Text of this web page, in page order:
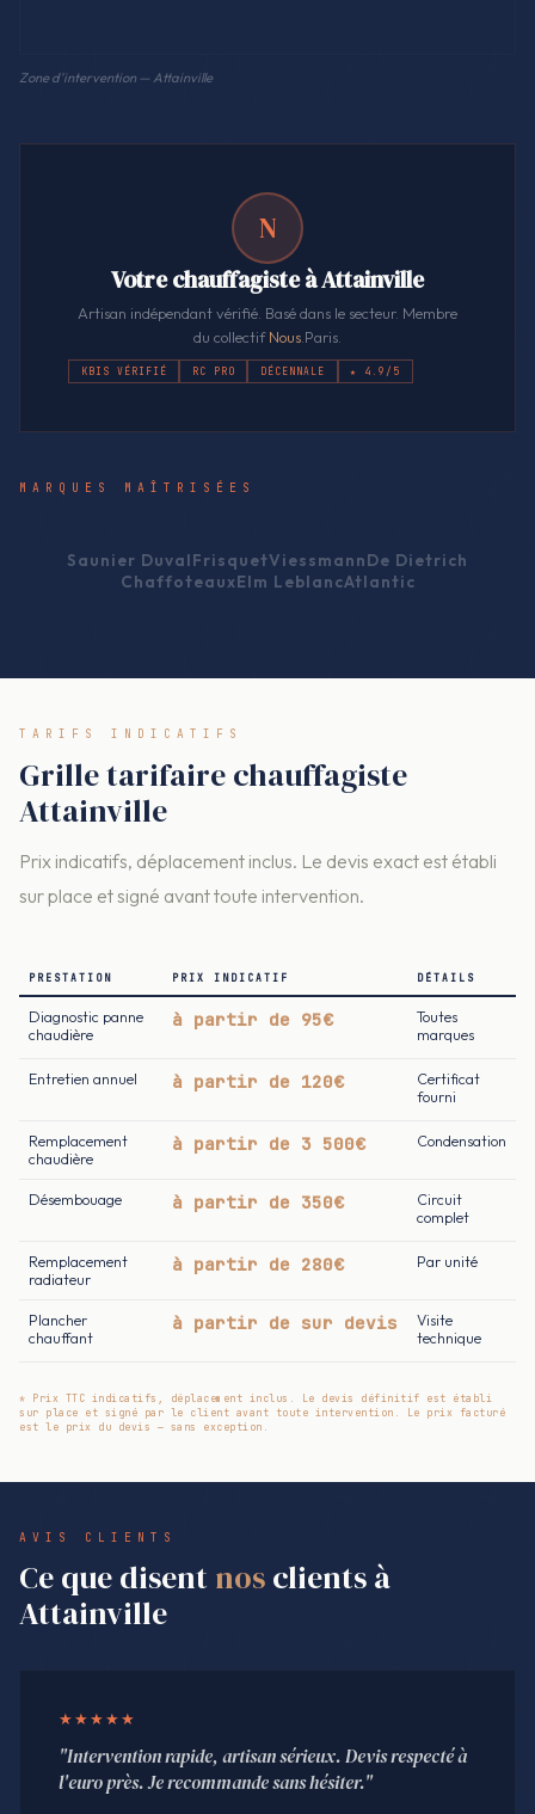
Zone d'intervention — Attainville
N
Votre chauffagiste à Attainville
Artisan indépendant vérifié. Basé dans le secteur. Membre
du collectifNous .Paris.
KBIS VÉRIFIÉ RC PRO DÉCENNALE ★ 4.9/5
MARQUES MAÎTRISÉES
Saunier DuvalFrisquetViessmannDe Dietrich
ChaffoteauxElm LeblancAtlantic
TARIFS INDICATIFS
Grille tarifaire chauffagiste
Attainville
Prix indicatifs, déplacement inclus. Le devis exact est établi
sur place et signé avant toute intervention.
PRESTATION PRIX INDICATIF DÉTAILS
Diagnostic panne
chaudière
à partir de 95€
Toutes
marques
Entretien annuel à partir de 120€
Certificat
fourni
Remplacement
chaudière
à partir de 3 500€ Condensation
Désembouage à partir de 350€
Circuit
complet
Remplacement
radiateur
à partir de 280€ Par unité
Plancher
chauffant
à partir de sur devis
Visite
technique
* Prix TTC indicatifs, déplacement inclus. Le devis définitif est établi
sur place et signé par le client avant toute intervention. Le prix facturé
est le prix du devis — sans exception.
AVIS CLIENTS
Ce que disent nosclients à
Attainville
★★★★★
"Intervention rapide, artisan sérieux. Devis respecté à
l'euro près. Je recommande sans hésiter."